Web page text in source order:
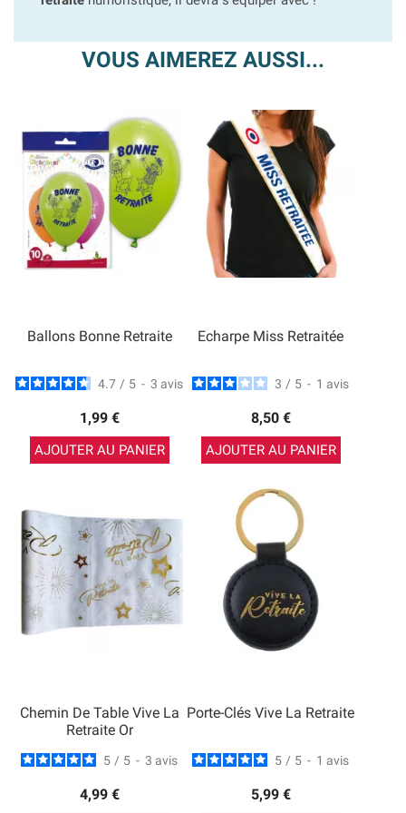
VOUS AIMEREZ AUSSI...
Ballons Bonne Retraite
4.7 / 5 - 3 avis
1,99 €
AJOUTER AU PANIER
Echarpe Miss Retraitée
3 / 5 - 1 avis
8,50 €
AJOUTER AU PANIER
Chemin De Table Vive La
Retraite Or
5 / 5 - 3 avis
4,99 €
Porte-Clés Vive La Retraite
5 / 5 - 1 avis
5,99 €